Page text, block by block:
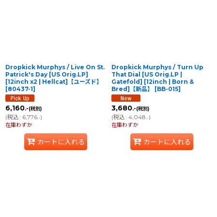
Dropkick Murphys / Live On St.
Patrick's Day [US Orig.LP]
[12inch x2 | Hellcat]【ユーズド】
[80437-1]
6,160.-(税別)
(税込: 6,776.-)
在庫わずか
カートに入れる
Dropkick Murphys / Turn Up
That Dial [US Orig.LP |
Gatefold] [12inch | Born &
Bred]【新品】
[BB-015]
3,680.-(税別)
(税込: 4,048.-)
在庫わずか
カートに入れる